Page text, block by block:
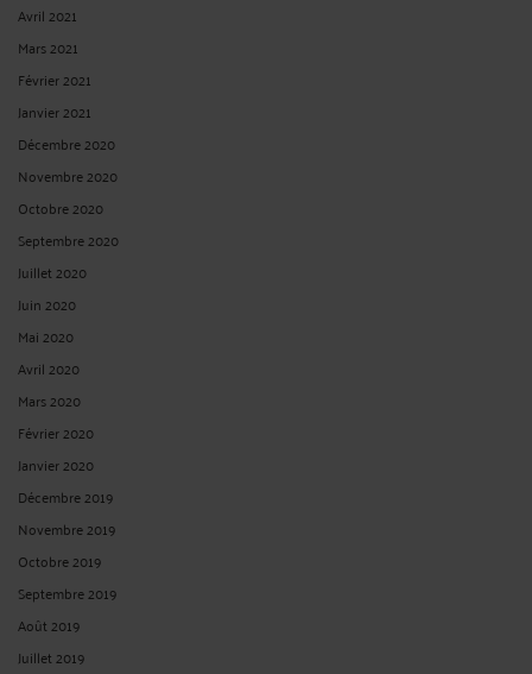
Avril 2021
Mars 2021
Février 2021
Janvier 2021
Décembre 2020
Novembre 2020
Octobre 2020
Septembre 2020
Juillet 2020
Juin 2020
Mai 2020
Avril 2020
Mars 2020
Février 2020
Janvier 2020
Décembre 2019
Novembre 2019
Octobre 2019
Septembre 2019
Août 2019
Juillet 2019